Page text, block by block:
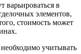
в
элементов,
стоимость может
учитывать